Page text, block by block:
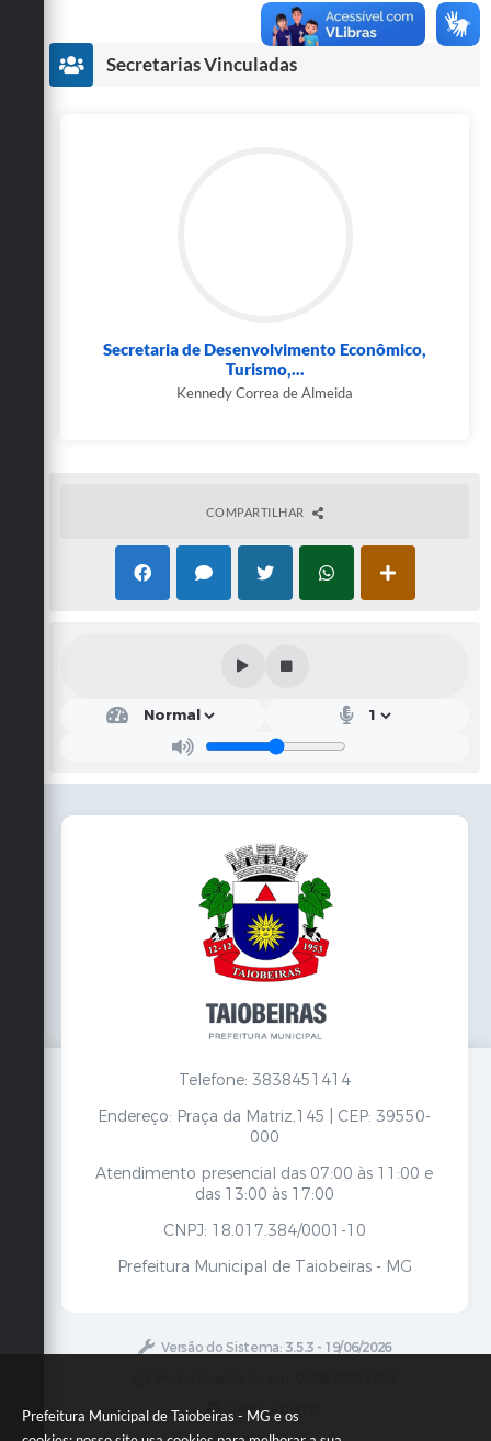
Prefeitura Municipal de Taiobeiras - MG e os
Secretarias Vinculadas
Secretaria de Desenvolvimento Econômico,
Turismo,...
Kennedy Correa de Almeida
COMPARTILHAR
Telefone: 3838451414
Endereço: Praça da Matriz,145 | CEP: 39550-
000
Atendimento presencial das 07:00 às 11:00 e
das 13:00 às 17:00
CNPJ: 18.017.384/0001-10
Prefeitura Municipal de Taiobeiras - MG
Versão do Sistema: 3.5.3 - 19/06/2026
Dados Abertos